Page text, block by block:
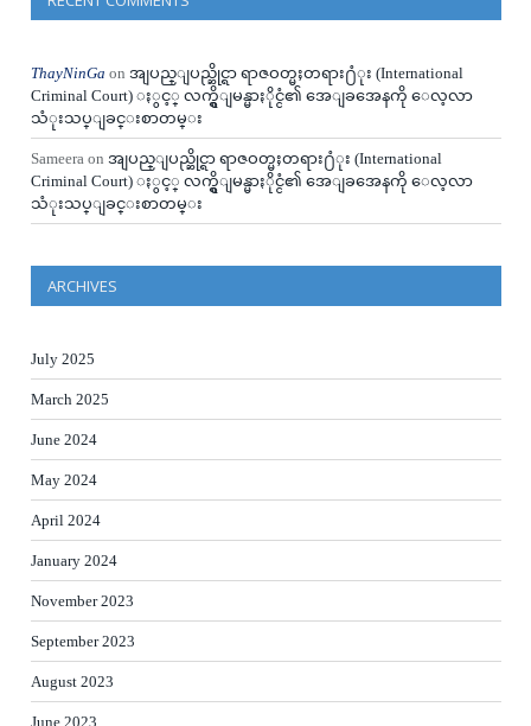
ThayNinGa on အျပည္ျပည္ဆိုင္ရာ ရာဇဝတ္မႈတရား႐ံုး (International
Criminal Court) ႏွင့္ လက္ရွိျမန္မာႏိုင္ငံ၏ အေျခအေနကို ေလ့လာ
သံုးသပ္ျခင္းစာတမ္း
Sameera on အျပည္ျပည္ဆိုင္ရာ ရာဇဝတ္မႈတရား႐ံုး (International
Criminal Court) ႏွင့္ လက္ရွိျမန္မာႏိုင္ငံ၏ အေျခအေနကို ေလ့လာ
သံုးသပ္ျခင္းစာတမ္း
ARCHIVES
July 2025
March 2025
June 2024
May 2024
April 2024
January 2024
November 2023
September 2023
August 2023
June 2023